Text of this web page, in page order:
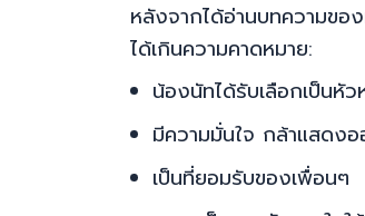
หลังจากได้อ่านบทความข
ได้เกินความคาดหมาย:
น้องนัทได้รับเลือกเป็นหั
มีความมั่นใจ กล้าแสดง
เป็นที่ยอมรับของเพื่อนๆ